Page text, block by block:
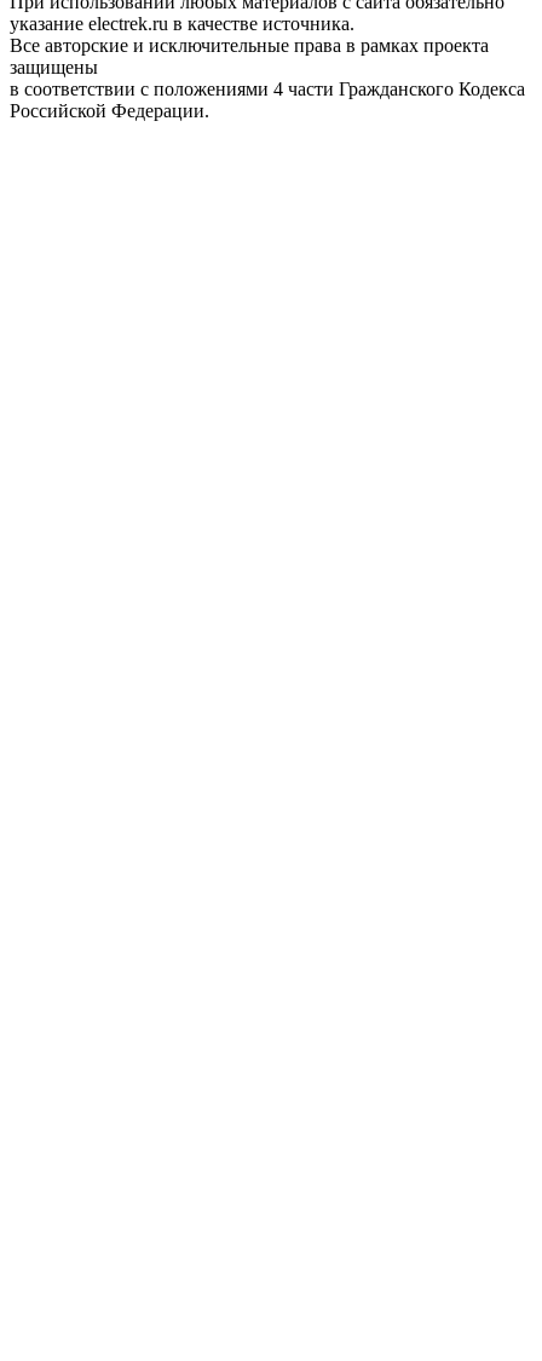
указание electrek.ru в качестве источника.
Все авторские и исключительные права в рамках проекта
защищены
в соответствии с положениями 4 части Гражданского Кодекса
Российской Федерации.